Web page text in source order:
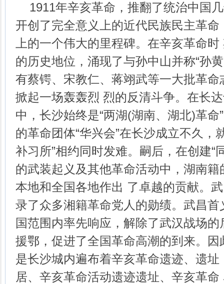
1911年辛亥革命，推翻了统治中国
开创了完全意义上的近代民族民主革
上的一个伟大的里程碑。在辛亥革命
的历史地位，涌现了与孙中山并称“孙
有蔡锷、宋教仁、蒋翊武等一大批革
掀起一场轰轰烈 烈的反清斗争。在长
中，长沙始终是“两湖(湖南、湖北)革
的革命团体“华兴会”在长沙成立不久，
补习所”相约同时发难。嗣后，在创建“
的武装起义及其他革命活动中，湖南
本地和全国各地作出 了卓越的贡献。
录了众多湘籍革命党人的勋绩。武昌
国范围内率先响应，解除了武汉战场
援鄂，促进了全国革命高潮的到来。
是长沙城内遍布着辛亥革命遗迹、遗
居、辛亥革命活动遗迹遗址、辛亥革